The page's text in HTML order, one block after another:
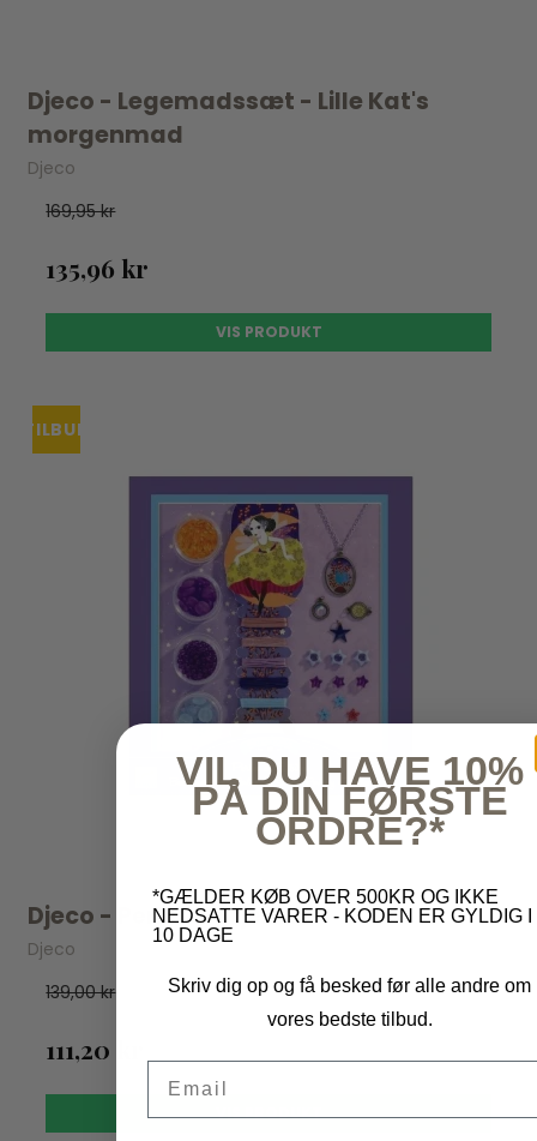
Djeco - Legemadssæt - Lille Kat's
morgenmad
Djeco
169,95 kr
135,96 kr
VIS PRODUKT
TILBUD
Djeco - Perler & Stjerner
Djeco
139,00 kr
111,20 kr
VIS PRODUKT
VIL DU HAVE 10%
PÅ DIN FØRSTE
ORDRE?*
*GÆLDER KØB OVER 500KR OG IKKE
NEDSATTE VARER - KODEN ER GYLDIG I
10 DAGE
Skriv dig op og få besked før alle andre om
vores bedste tilbud.